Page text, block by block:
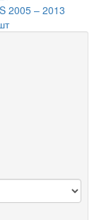
2005 – 2013